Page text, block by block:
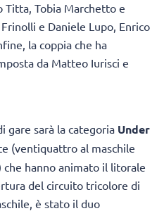
Titta, Tobia Marchetto e
e Daniele Lupo, Enrico
la coppia che ha
da Matteo Iurisci e
gare sarà la categoria Under
(ventiquattro al maschile
hanno animato il litorale
del circuito tricolore di
è stato il duo